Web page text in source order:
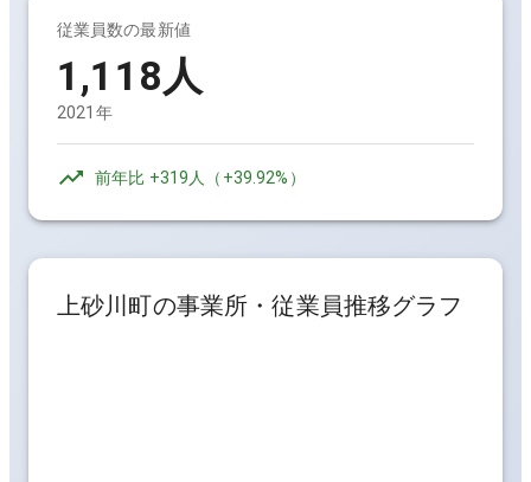
従業員数の最新値
1,118人
2021年
前年比 +319人 （ +39.92% ）
上砂川町の事業所・従業員推移グラフ